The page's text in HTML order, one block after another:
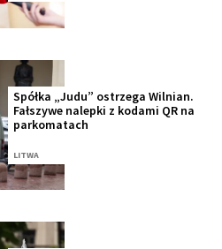
Spółka „Judu” ostrzega Wilnian.
Fałszywe nalepki z kodami QR na
parkomatach
LITWA